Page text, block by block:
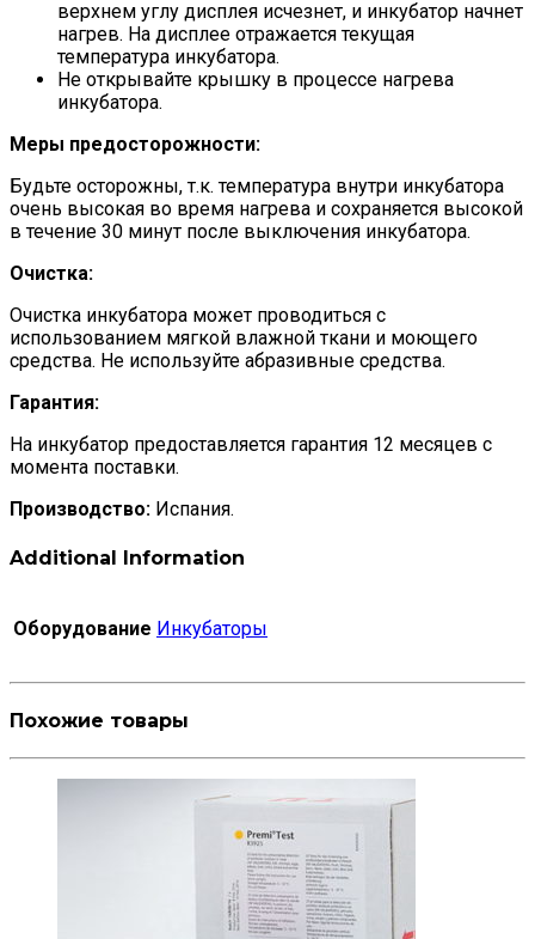
верхнем углу дисплея исчезнет, и инкубатор начнет
нагрев. На дисплее отражается текущая
температура инкубатора.
Не открывайте крышку в процессе нагрева
инкубатора.
Меры предосторожности:
Будьте осторожны, т.к. температура внутри инкубатора
очень высокая во время нагрева и сохраняется высокой
в течение 30 минут после выключения инкубатора.
Очистка:
Очистка инкубатора может проводиться с
использованием мягкой влажной ткани и моющего
средства. Не используйте абразивные средства.
Гарантия:
На инкубатор предоставляется гарантия 12 месяцев с
момента поставки.
Производство: Испания.
Additional Information
Оборудование Инкубаторы
Похожие товары